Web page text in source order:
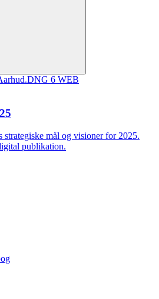
mål og visioner for 2025.
publikation.